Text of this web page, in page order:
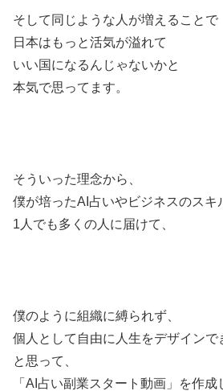
そして同じような人が増えることで
日本はもっと活気が溢れて
いい国になるんじゃないかと
本気で思ってます。
そういった理念から、
僕が培ったAI占いやビジネスのスキ
1人でも多くの人に届けて、
僕のように組織に縛られず、
個人として自由に人生をデザインで
と思って、
「AI占い副業スタート動画」を作成